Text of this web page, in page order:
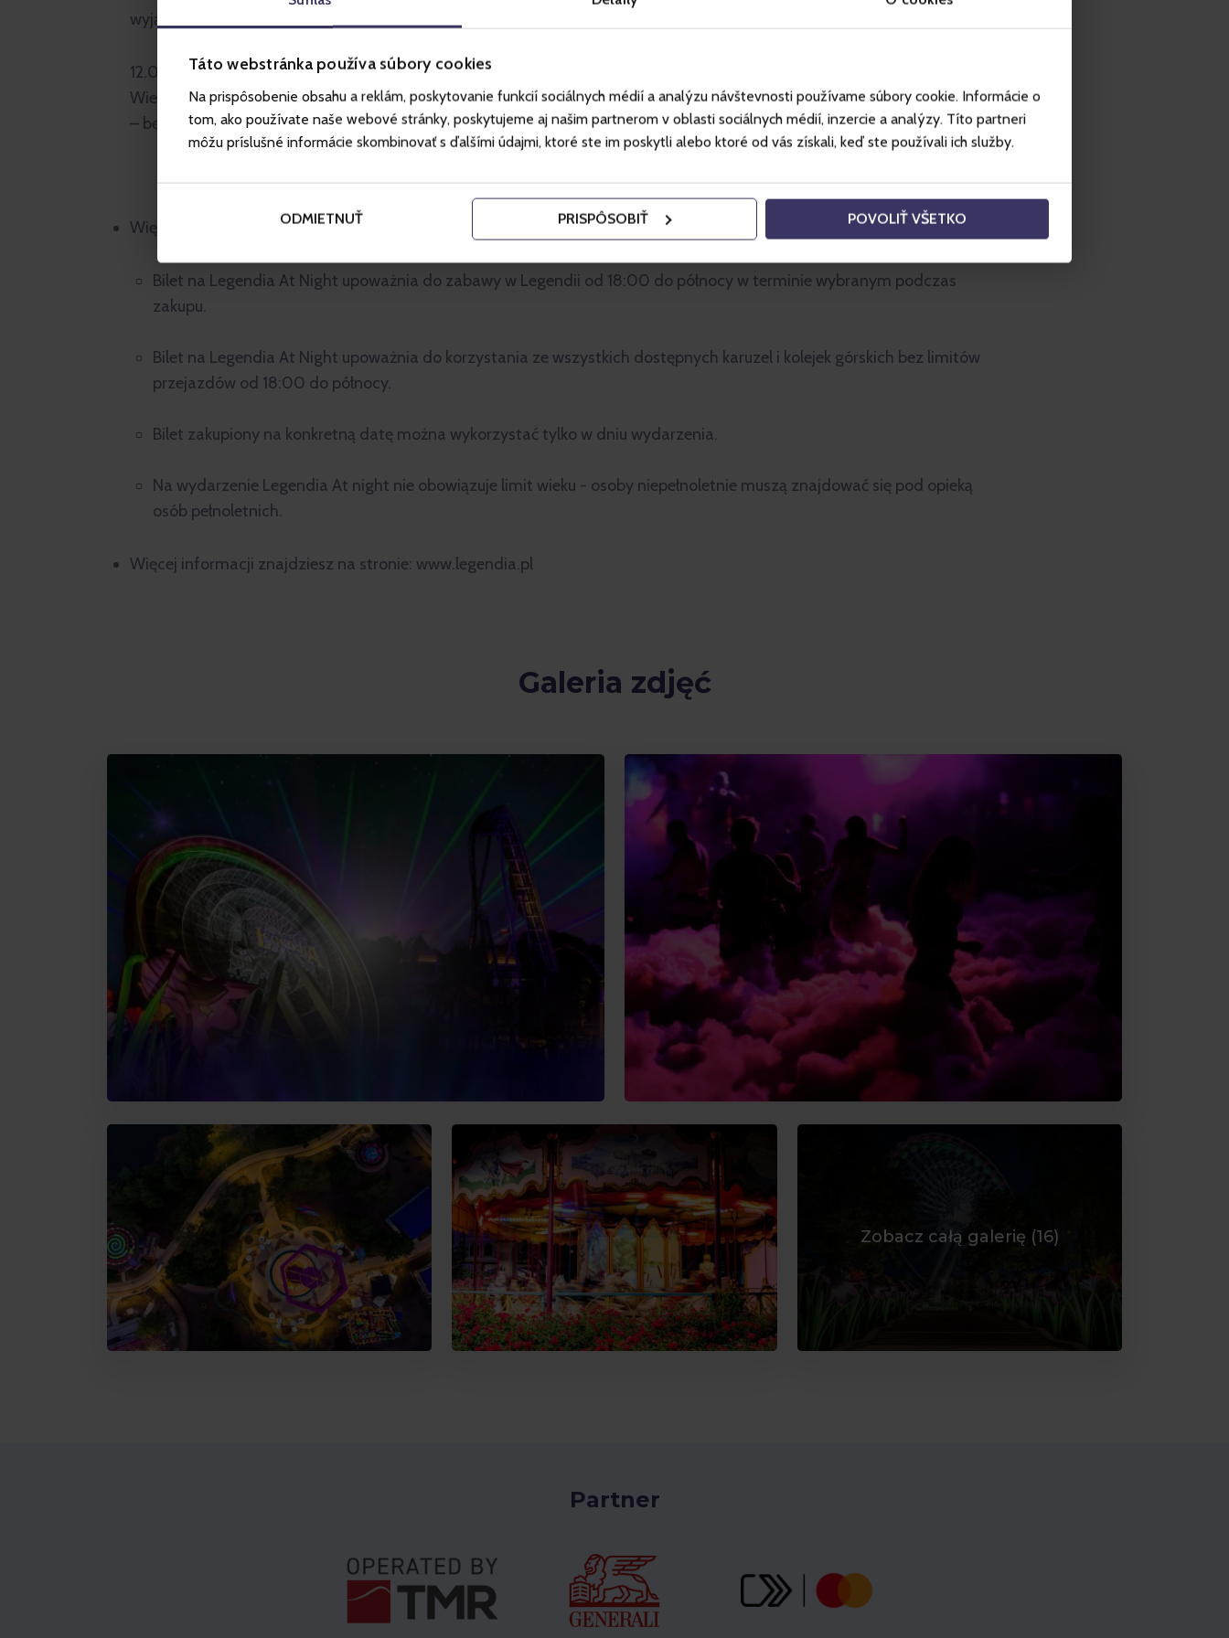
Táto webstránka používa súbory cookies
Na prispôsobenie obsahu a reklám, poskytovanie funkcií sociálnych médií a analýzu návštevnosti používame súbory cookie. Informácie o
tom, ako používate naše webové stránky, poskytujeme aj našim partnerom v oblasti sociálnych médií, inzercie a analýzy. Títo partneri
môžu príslušné informácie skombinovať s ďalšími údajmi, ktoré ste im poskytli alebo ktoré od vás získali, keď ste používali ich služby.
ODMIETNUŤ PRISPÔSOBIŤ POVOLIŤ VŠETKO
wyjątkowym klimatem
12.09.2026 – 67. Urodziny Legendii
Wielki finał cyklu i urodzinowa noc pełna świateł, muzyki i wyjątkowej atmosfery. Świętujmy wspólnie 67. urodziny Legendii
– będzie magicznie!
Więcej informacji:
Bilet na Legendia At Night upoważnia do zabawy w Legendii od 18:00 do północy w terminie wybranym podczas
zakupu.
Bilet na Legendia At Night upoważnia do korzystania ze wszystkich dostępnych karuzel i kolejek górskich bez limitów
przejazdów od 18:00 do północy.
Bilet zakupiony na konkretną datę można wykorzystać tylko w dniu wydarzenia.
Na wydarzenie Legendia At night nie obowiązuje limit wieku - osoby niepełnoletnie muszą znajdować się pod opieką
osób pełnoletnich.
Więcej informacji znajdziesz na stronie: www.legendia.pl
Galeria zdjęć
Zobacz całą galerię (16)
Partner